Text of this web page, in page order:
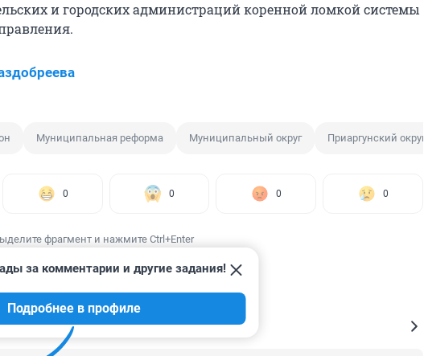
и городских администраций коренной ломкой системы
Муниципальная реформа Муниципальный округ Приаргунский округ
0 0 0 0
фрагмент и нажмите Ctrl+Enter
3
за комментарии и другие задания!
Подробнее в профиле